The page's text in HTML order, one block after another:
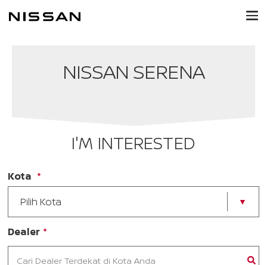
NISSAN SERENA
I'M INTERESTED
Kota
Pilih Kota
Dealer